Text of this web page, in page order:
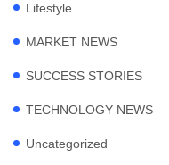
Lifestyle
MARKET NEWS
SUCCESS STORIES
TECHNOLOGY NEWS
Uncategorized